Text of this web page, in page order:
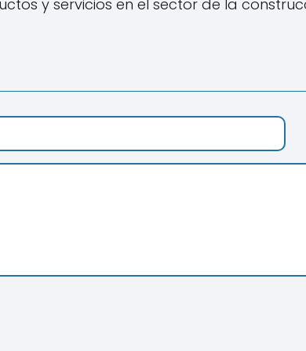
y servicios en el sector de la